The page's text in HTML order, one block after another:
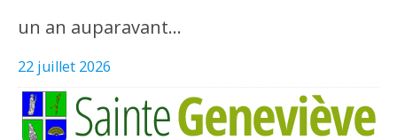
un an auparavant…
22 juillet 2026